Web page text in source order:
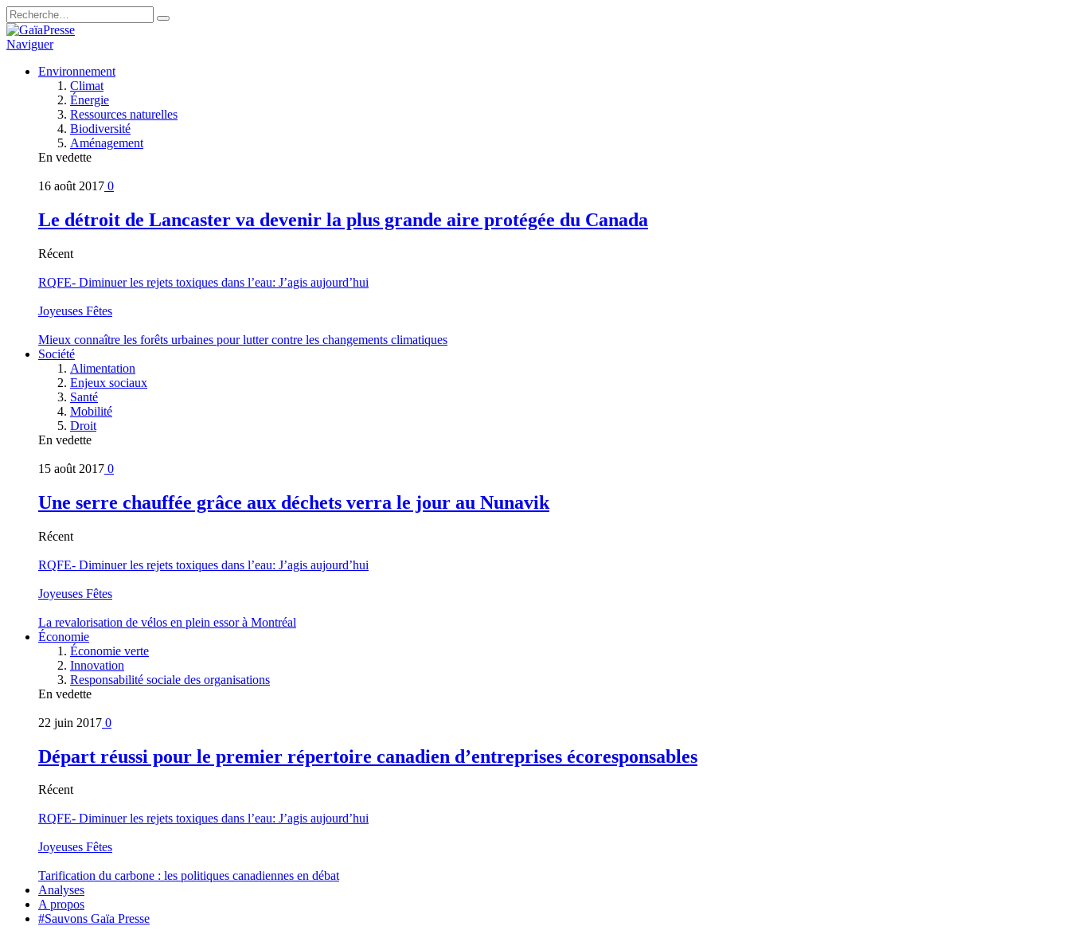
Naviguer
Environnement
Climat
Énergie
Ressources naturelles
Biodiversité
Aménagement
En vedette
16 août 2017 0
Le détroit de Lancaster va devenir la plus grande aire protégée du Canada
Récent
RQFE- Diminuer les rejets toxiques dans l’eau: J’agis aujourd’hui
Joyeuses Fêtes
Mieux connaître les forêts urbaines pour lutter contre les changements climatiques
Société
Alimentation
Enjeux sociaux
Santé
Mobilité
Droit
En vedette
15 août 2017 0
Une serre chauffée grâce aux déchets verra le jour au Nunavik
Récent
RQFE- Diminuer les rejets toxiques dans l’eau: J’agis aujourd’hui
Joyeuses Fêtes
La revalorisation de vélos en plein essor à Montréal
Économie
Économie verte
Innovation
Responsabilité sociale des organisations
En vedette
22 juin 2017 0
Départ réussi pour le premier répertoire canadien d’entreprises écoresponsables
Récent
RQFE- Diminuer les rejets toxiques dans l’eau: J’agis aujourd’hui
Joyeuses Fêtes
Tarification du carbone : les politiques canadiennes en débat
Analyses
A propos
#Sauvons Gaïa Presse